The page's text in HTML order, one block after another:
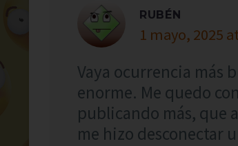
RUBÉN
1 mayo, 2025
Vaya ocurrencia más
enorme. Me quedo
publicando más, que
me hizo desconectar